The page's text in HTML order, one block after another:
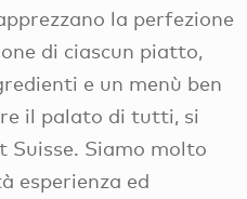
la perfezione
di ciascun piatto,
e un menù ben
il palato di tutti, si
Suisse. Siamo molto
esperienza ed